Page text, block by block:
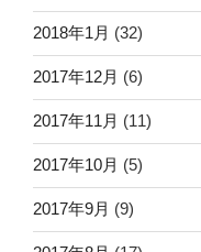
2018年1月 (32)
2017年12月 (6)
2017年11月 (11)
2017年10月 (5)
2017年9月 (9)